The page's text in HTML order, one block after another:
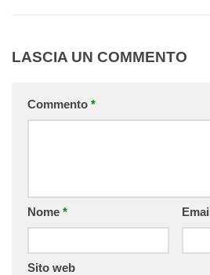
LASCIA UN COMMENTO
Commento *
Nome * Email
Sito web